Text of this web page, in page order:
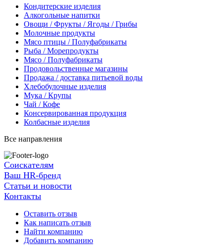
Кондитерские изделия
Алкогольные напитки
Овощи / Фрукты / Ягоды / Грибы
Молочные продукты
Мясо птицы / Полуфабрикаты
Рыба / Морепродукты
Мясо / Полуфабрикаты
Продовольственные магазины
Продажа / доставка питьевой воды
Хлебобулочные изделия
Мука / Крупы
Чай / Кофе
Консервированная продукция
Колбасные изделия
Все направления
Соискателям
Ваш HR-бренд
Статьи и новости
Контакты
Оставить отзыв
Как написать отзыв
Найти компанию
Добавить компанию